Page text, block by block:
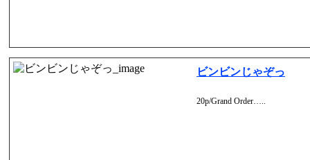
ビンビンじゃぞっ
20p/Grand Order…..